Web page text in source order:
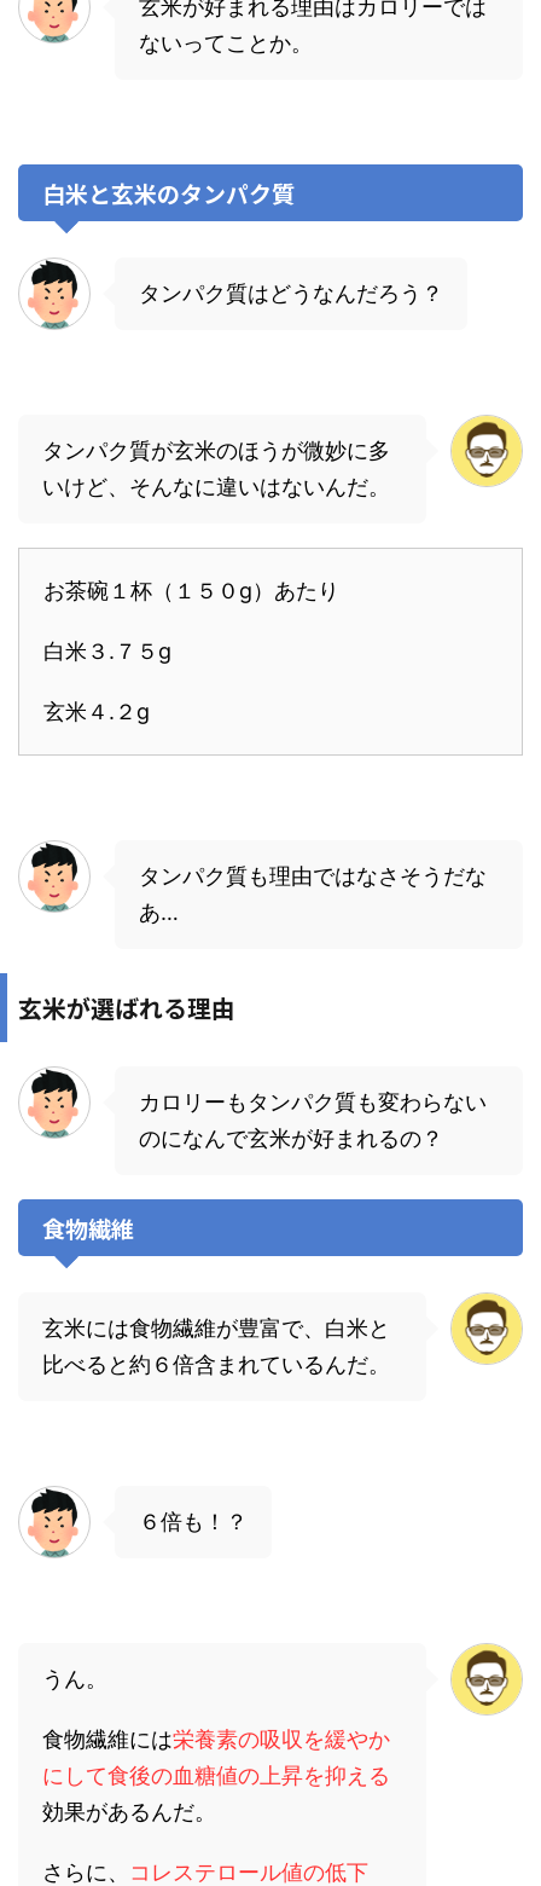
玄米が好まれる理由はカロリーでは
ないってことか。
白米と玄米のタンパク質
タンパク質はどうなんだろう？
タンパク質が玄米のほうが微妙に多
いけど、そんなに違いはないんだ。
お茶碗１杯（１５０g）あたり
白米３.７５g
玄米４.２g
タンパク質も理由ではなさそうだな
あ…
玄米が選ばれる理由
カロリーもタンパク質も変わらない
のになんで玄米が好まれるの？
食物繊維
玄米には食物繊維が豊富で、白米と
比べると約６倍含まれているんだ。
６倍も！？
うん。
食物繊維には栄養素の吸収を緩やか
にして食後の血糖値の上昇を抑える
効果があるんだ。
さらに、 コレステロール値の低下